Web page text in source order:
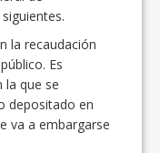
la recaudación
Es
la que se
depositado en
va a embargarse